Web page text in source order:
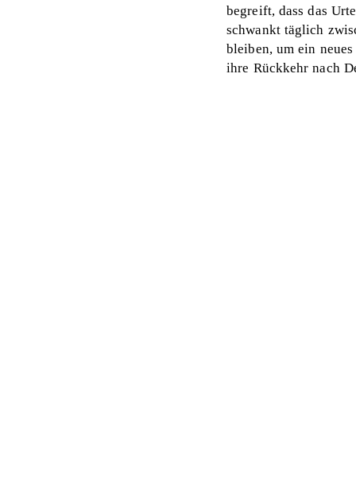
begreift, dass das
schwankt täglich
bleiben, um ein
ihre Rückkehr nach